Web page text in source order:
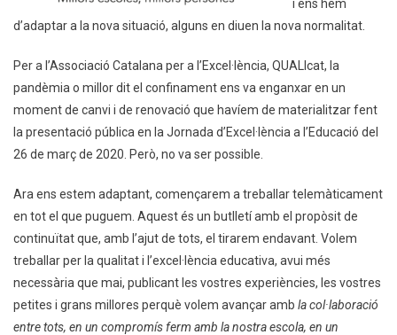
i ens hem
d’adaptar a la nova situació, alguns en diuen la nova normalitat.
Per a l’Associació Catalana per a l’Excel·lència, QUALIcat, la
pandèmia o millor dit el confinament ens va enganxar en un
moment de canvi i de renovació que havíem de materialitzar fent
la presentació pública en la Jornada d’Excel·lència a l’Educació del
26 de març de 2020. Però, no va ser possible.
Ara ens estem adaptant, començarem a treballar telemàticament
en tot el que puguem. Aquest és un butlletí amb el propòsit de
continuïtat que, amb l’ajut de tots, el tirarem endavant. Volem
treballar per la qualitat i l’excel·lència educativa, avui més
necessària que mai, publicant les vostres experiències, les vostres
petites i grans millores perquè volem avançar amb la col·laboració
entre tots, en un compromís ferm amb la nostra escola, en un